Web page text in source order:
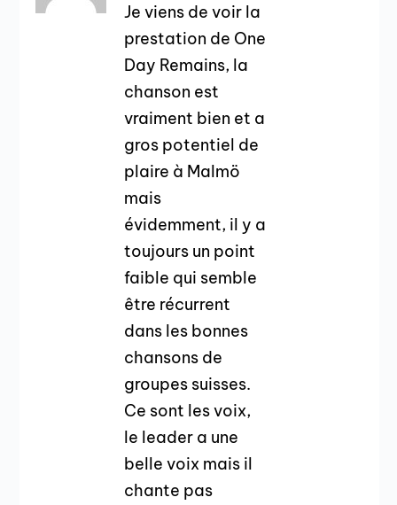
Je viens de voir la
prestation de One
Day Remains, la
chanson est
vraiment bien et a
gros potentiel de
plaire à Malmö
mais
évidemment, il y a
toujours un point
faible qui semble
être récurrent
dans les bonnes
chansons de
groupes suisses.
Ce sont les voix,
le leader a une
belle voix mais il
chante pas